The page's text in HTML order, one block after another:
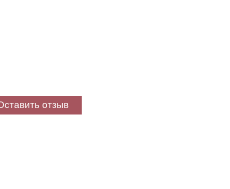
отзыв